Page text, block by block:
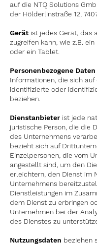
auf die NTQ Solutions
der Hölderlinstraße 12,
Gerät ist jedes Gerät, das
zugreifen kann, wie z.B.
oder ein Tablet.
Personenbezogene Daten
Informationen, die sich auf
identifizierte oder
beziehen.
Dienstanbieter ist jede
juristische Person, die die
des Unternehmens
bezieht sich auf
Einzelpersonen, die vom
angestellt sind, um den
erleichtern, den Dienst im
Unternehmens
Dienstleistungen im
dem Dienst zu erbringen
Unternehmen bei der
des Dienstes zu
Nutzungsdaten beziehen